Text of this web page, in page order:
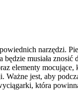
narzędzi.
musiała
elementy
jest, aby
która